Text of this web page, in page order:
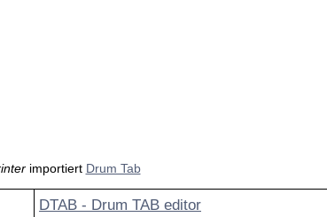
importiert Drum Tab
DTAB - Drum TAB editor